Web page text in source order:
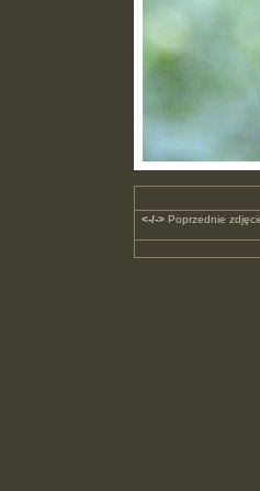
<-/->Poprzednie